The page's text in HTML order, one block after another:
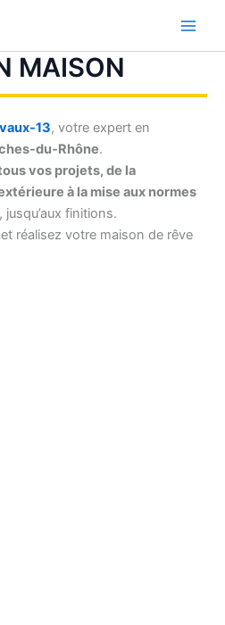
MAISON
13, votre expert en
du-Rhône.
vos projets, de la
à la mise aux normes
, jusqu’aux finitions.
et réalisez votre maison de rêve